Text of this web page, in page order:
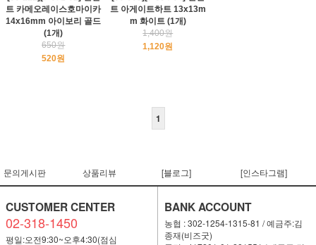
트 카메오레이스호마이카
14x16mm 아이보리 골드
(1개)
650원
520원
트 아게이트하트 13x13m
m 화이트 (1개)
1,400원
1,120원
1
문의게시판 상품리뷰 [블로그] [인스타그램]
CUSTOMER CENTER
02-318-1450
평일:오전9:30~오후4:30(점심
BANK ACCOUNT
농협 : 302-1254-1315-81 / 예금주:김
종재(비즈굿)